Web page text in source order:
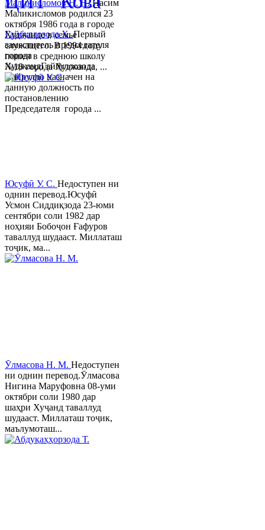
Гайбуллозода Х.Первый
заместитель председателя
города
ХуджандГайбуллозода
Хайрулло назначен на
данную должность по
постановлению
Председателя города ...
Маликисломов Н. Н.Насим
Маликисломов родился 23
октября 1986 года в городе
Худжанде в семье
служащего. В 1994 году
пошел в среднюю школу
№18 города Худжанда, ...
Юсуфӣ У. C. Недоступен ни
однин перевод.Юсуфӣ
Усмон Сиддиқзода 23-юми
сентябри соли 1982 дар
ноҳияи Бобоҷон Ғафуров
таваллуд шудааст. Миллаташ
тоҷик, ма...
Ӯлмасова Н. М. Недоступен
ни однин перевод.Ӯлмасова
Нигина Маруфовна 08-уми
октябри соли 1980 дар
шаҳри Хуҷанд таваллуд
шудааст. Миллаташ тоҷик,
маълумоташ...